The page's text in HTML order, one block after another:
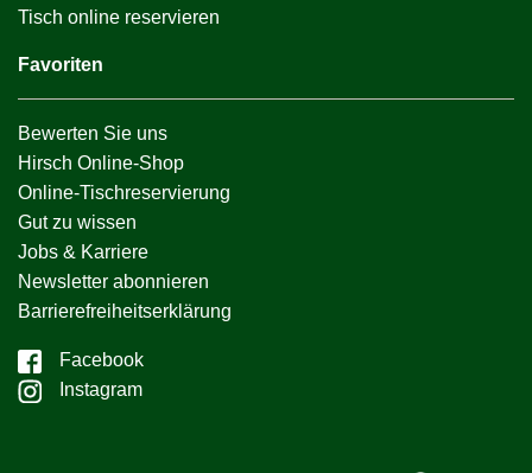
Tisch online reservieren
Favoriten
Bewerten Sie uns
Hirsch Online-Shop
Online-Tischreservierung
Gut zu wissen
Jobs & Karriere
Newsletter abonnieren
Barrierefreiheitserklärung
Facebook
Instagram